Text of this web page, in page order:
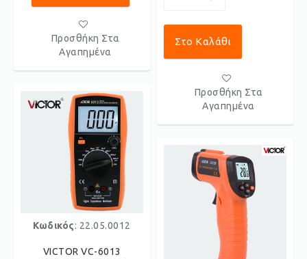
Προσθήκη Στα
Αγαπημένα
Κωδικός: 22.05.0012
VICTOR VC-6013
Στο Καλάθι
Προσθήκη Στα
Αγαπημένα